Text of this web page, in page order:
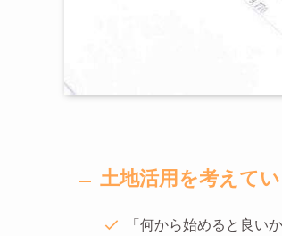
土地活用を考えて
「何から始めると良い